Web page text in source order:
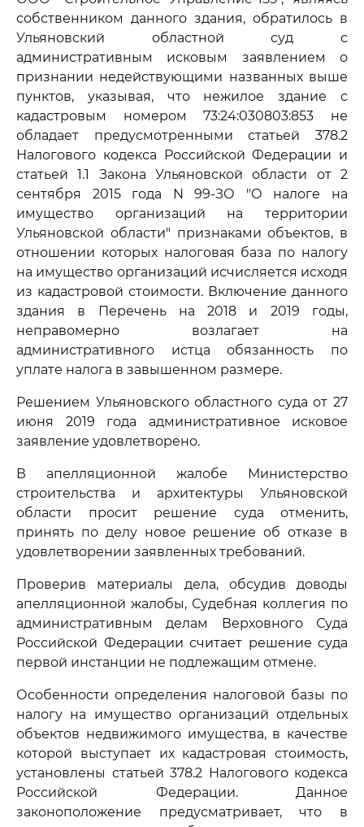
собственником данного здания, обратилось в
Ульяновский областной суд с
административным исковым заявлением о
признании недействующими названных выше
пунктов, указывая, что нежилое здание с
кадастровым номером 73:24:030803:853 не
обладает предусмотренными статьей 378.2
Налогового кодекса Российской Федерации и
статьей 1.1 Закона Ульяновской области от 2
сентября 2015 года N 99-ЗО "О налоге на
имущество организаций на территории
Ульяновской области" признаками объектов, в
отношении которых налоговая база по налогу
на имущество организаций исчисляется исходя
из кадастровой стоимости. Включение данного
здания в Перечень на 2018 и 2019 годы,
неправомерно возлагает на
административного истца обязанность по
уплате налога в завышенном размере.
Решением Ульяновского областного суда от 27
июня 2019 года административное исковое
заявление удовлетворено.
В апелляционной жалобе Министерство
строительства и архитектуры Ульяновской
области просит решение суда отменить,
принять по делу новое решение об отказе в
удовлетворении заявленных требований.
Проверив материалы дела, обсудив доводы
апелляционной жалобы, Судебная коллегия по
административным делам Верховного Суда
Российской Федерации считает решение суда
первой инстанции не подлежащим отмене.
Особенности определения налоговой базы по
налогу на имущество организаций отдельных
объектов недвижимого имущества, в качестве
которой выступает их кадастровая стоимость,
установлены статьей 378.2 Налогового кодекса
Российской Федерации. Данное
законоположение предусматривает, что в